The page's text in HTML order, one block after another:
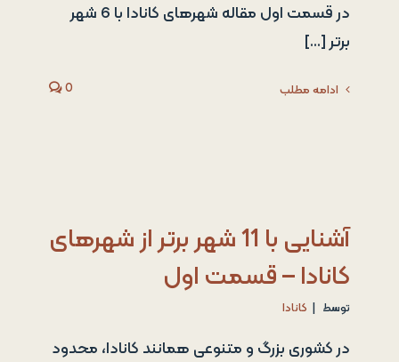
در قسمت اول مقاله شهرهای کانادا با 6 شهر
برتر [...]
ادامه مطلب 0
آشنایی با 11 شهر برتر از شهرهای
کانادا – قسمت اول
توسط | کانادا
در کشوری بزرگ و متنوعی همانند کانادا، محدود